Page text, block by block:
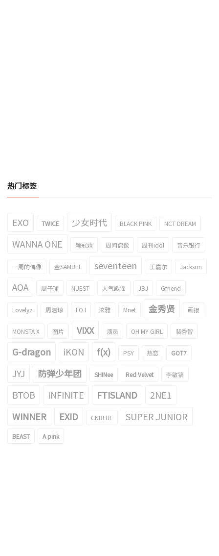
热门标签
EXO TWICE 少女时代 BLACK PINK NCT DREAM
WANNA ONE 赖冠霖 周间偶像 周刊idol 音乐银行
一周的偶像 金SAMUEL seventeen 王嘉尔 Jackson
AOA 周子瑜 NUEST 人气歌谣 JBJ Gfriend
Lovelyz 周洁琼 I.O.I 泫雅 Mnet 金秀贤 画报
MONSTA X 图片 VIXX 演员 OH MY GIRL 裴秀智
G-dragon iKON f(x) PSY 热恋 GOT7
JYJ 防弹少年团 SHINee Red Velvet 李敏镐
BTOB INFINITE FTISLAND
2NE1
WINNER
EXID CNBLUE SUPER JUNIOR
BEAST A pink